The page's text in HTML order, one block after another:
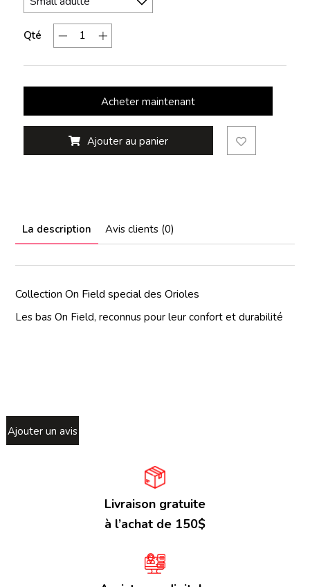
Qté
Acheter maintenant
Ajouter au panier
La description Avis clients (0)
Collection On Field special des Orioles
Les bas On Field, reconnus pour leur confort et durabilité
Ajouter un avis
Livraison gratuite
à l’achat de 150$